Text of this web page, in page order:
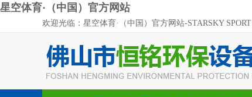
星空体育·（中国）官方网站
欢迎光临：星空体育·（中国）官方网站-STARSKY SPORT